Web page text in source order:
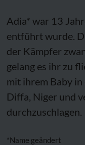
Adia* war 13
entführt wurde.
der Kämpfer
gelang es ihr zu
mit ihrem Baby
Diffa, Niger und
durchzuschlagen.
*Name geändert